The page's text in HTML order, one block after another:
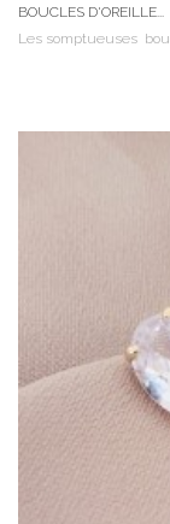
BOUCLES D'OREILLE...
Les somptueuses